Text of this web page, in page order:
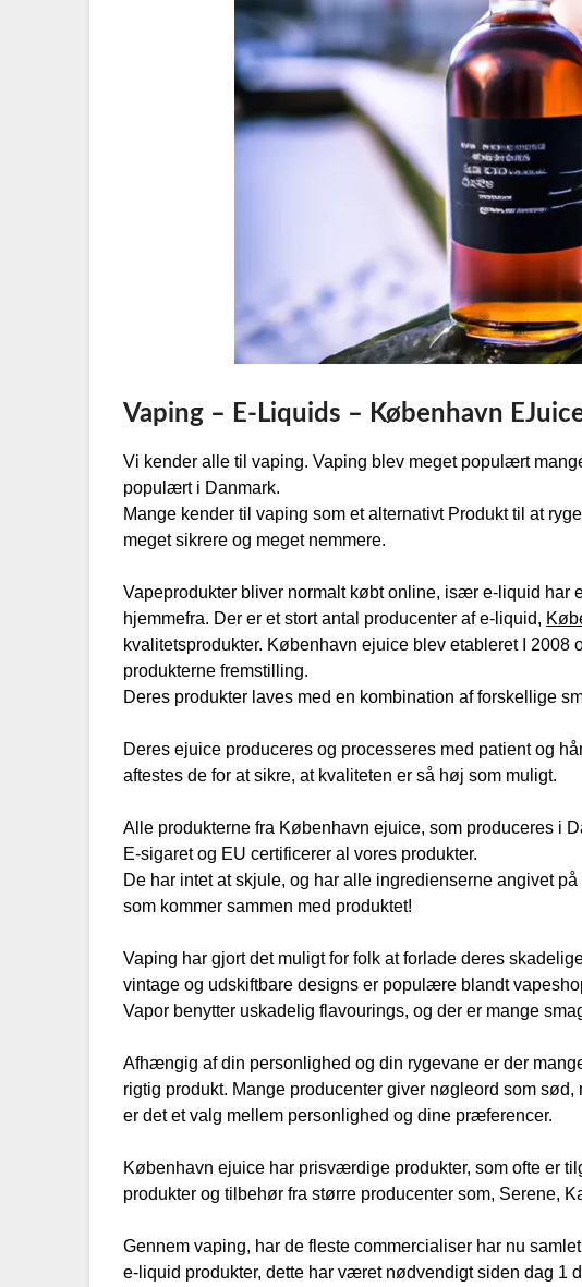
Vaping – E-Liquids – København
Vi kender alle til vaping. Vaping blev meget populært
populært i Danmark.
Mange kender til vaping som et alternativt Produkt til at
meget sikrere og meget nemmere.
Vapeprodukter bliver normalt købt online, især e-liquid har
hjemmefra. Der er et stort antal producenter af e-liquid,
kvalitetsprodukter. København ejuice blev etableret I 2008
produkterne fremstilling.
Deres produkter laves med en kombination af forskellige
Deres ejuice produceres og processeres med patient og
aftestes de for at sikre, at kvaliteten er så høj som muligt.
Alle produkterne fra København ejuice, som produceres i
E-sigaret og EU certificerer al vores produkter.
De har intet at skjule, og har alle ingredienserne angivet
som kommer sammen med produktet!
Vaping har gjort det muligt for folk at forlade deres
vintage og udskiftbare designs er populære blandt
Vapor benytter uskadelig flavourings, og der er mange
Afhængig af din personlighed og din rygevane er der
rigtig produkt. Mange producenter giver nøgleord som
er det et valg mellem personlighed og dine præferencer.
København ejuice har prisværdige produkter, som ofte er
produkter og tilbehør fra større producenter som, Serene,
Gennem vaping, har de fleste commercialiser har nu
e-liquid produkter, dette har været nødvendigt siden dag 1